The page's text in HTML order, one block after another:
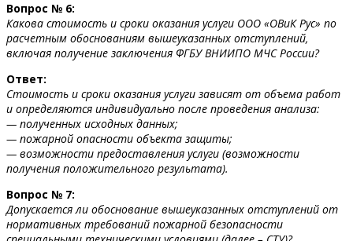
Вопрос № 6:
Какова стоимость и сроки оказания услуги ООО «ОВиК Рус» по
расчетным обоснованиям вышеуказанных отступлений,
включая получение заключения ФГБУ ВНИИПО МЧС России?
Ответ:
Стоимость и сроки оказания услуги зависят от объема работ
и определяются индивидуально после проведения анализа:
— полученных исходных данных;
— пожарной опасности объекта защиты;
— возможности предоставления услуги (возможности
получения положительного результата).
Вопрос № 7:
Допускается ли обоснование вышеуказанных отступлений от
нормативных требований пожарной безопасности